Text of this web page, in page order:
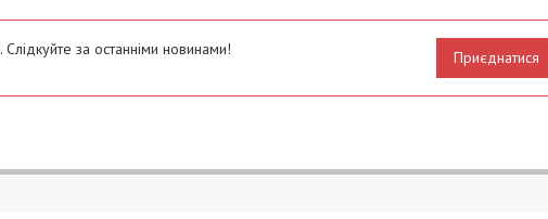
за останніми новинами! Приєднатися